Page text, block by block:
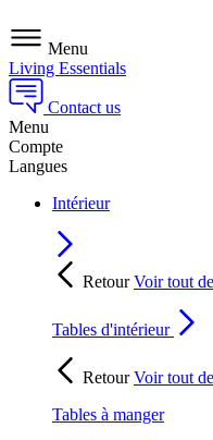
Menu
Living Essentials
Contact us
Menu
Compte
Langues
Intérieur
RetourVoir tout de
Tables d'intérieur
RetourVoir tout de
Tables à manger